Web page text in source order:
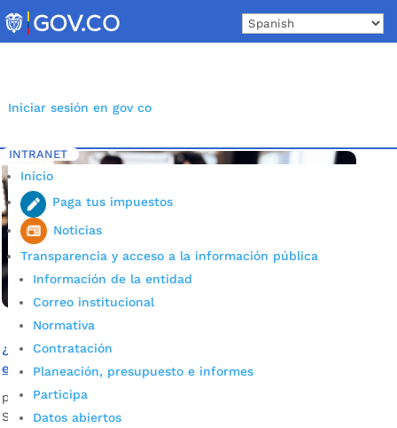
to
content
Iniciar sesión en gov co
INTRANET
Inicio
Paga tus impuestos
Noticias
Transparencia y acceso a la información pública
Información de la entidad
Correo institucional
Normativa
Contratación
Planeación, presupuesto e informes
Participa
Datos abiertos
Inicio 5 Etiqueta: Distanciamiento responsable
¿Por qué las visitas o celebraciones se pueden convertir
en focos de Covid – 19?
por Alcaldía de Bucaramanga
Si seguimos creyendo que no nos pasa nada, nos va a pasar